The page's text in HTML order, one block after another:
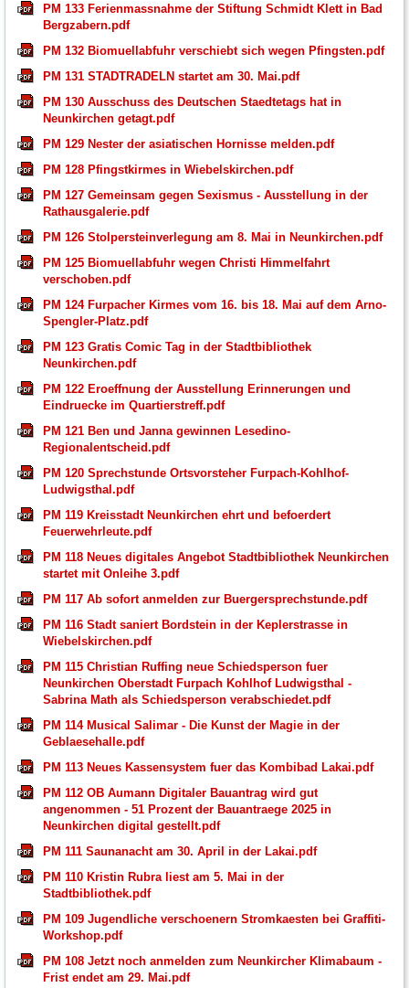
PM 133 Ferienmassnahme der Stiftung Schmidt Klett in Bad
Bergzabern.pdf
PM 132 Biomuellabfuhr verschiebt sich wegen Pfingsten.pdf
PM 131 STADTRADELN startet am 30. Mai.pdf
PM 130 Ausschuss des Deutschen Staedtetags hat in
Neunkirchen getagt.pdf
PM 129 Nester der asiatischen Hornisse melden.pdf
PM 128 Pfingstkirmes in Wiebelskirchen.pdf
PM 127 Gemeinsam gegen Sexismus - Ausstellung in der
Rathausgalerie.pdf
PM 126 Stolpersteinverlegung am 8. Mai in Neunkirchen.pdf
PM 125 Biomuellabfuhr wegen Christi Himmelfahrt
verschoben.pdf
PM 124 Furpacher Kirmes vom 16. bis 18. Mai auf dem Arno-
Spengler-Platz.pdf
PM 123 Gratis Comic Tag in der Stadtbibliothek
Neunkirchen.pdf
PM 122 Eroeffnung der Ausstellung Erinnerungen und
Eindruecke im Quartierstreff.pdf
PM 121 Ben und Janna gewinnen Lesedino-
Regionalentscheid.pdf
PM 120 Sprechstunde Ortsvorsteher Furpach-Kohlhof-
Ludwigsthal.pdf
PM 119 Kreisstadt Neunkirchen ehrt und befoerdert
Feuerwehrleute.pdf
PM 118 Neues digitales Angebot Stadtbibliothek Neunkirchen
startet mit Onleihe 3.pdf
PM 117 Ab sofort anmelden zur Buergersprechstunde.pdf
PM 116 Stadt saniert Bordstein in der Keplerstrasse in
Wiebelskirchen.pdf
PM 115 Christian Ruffing neue Schiedsperson fuer
Neunkirchen Oberstadt Furpach Kohlhof Ludwigsthal -
Sabrina Math als Schiedsperson verabschiedet.pdf
PM 114 Musical Salimar - Die Kunst der Magie in der
Geblaesehalle.pdf
PM 113 Neues Kassensystem fuer das Kombibad Lakai.pdf
PM 112 OB Aumann Digitaler Bauantrag wird gut
angenommen - 51 Prozent der Bauantraege 2025 in
Neunkirchen digital gestellt.pdf
PM 111 Saunanacht am 30. April in der Lakai.pdf
PM 110 Kristin Rubra liest am 5. Mai in der
Stadtbibliothek.pdf
PM 109 Jugendliche verschoenern Stromkaesten bei Graffiti-
Workshop.pdf
PM 108 Jetzt noch anmelden zum Neunkircher Klimabaum -
Frist endet am 29. Mai.pdf